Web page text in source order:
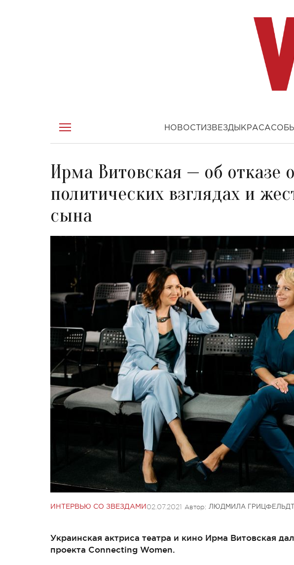
НОВОСТИ ЗВЕЗДЫ КРАСА
Ирма Витовская — об отказе
политических взглядах и
сына
ИНТЕРВЬЮ СО ЗВЕЗДАМИ 02.07.2021 Автор: ЛЮДМИЛА ГРИЦФЕЛЬДТ
Украинская актриса театра и кино Ирма Витовская
проекта Connecting Women.